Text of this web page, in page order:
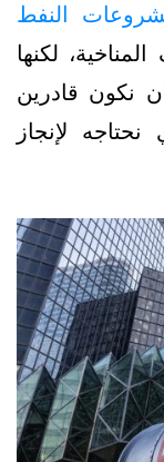
النفط
لكنها
نكون قادرين
لإنجاز